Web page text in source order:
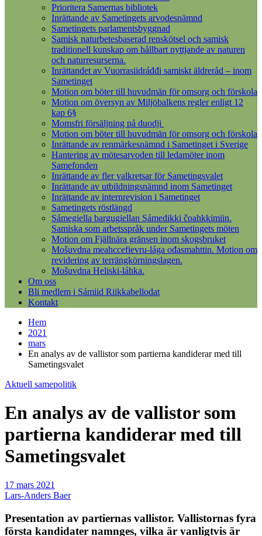
Prioritera Samernas bibliotek
Inrättande av Sametingets arvodesnämnd
Sametingets parlamentsbyggnad
Samisk naturbetesbaserad renskötsel och samisk
traditionell kunskap om hållbart nyttjande av naturen
och naturresurserna.
Inrättandet av Vuorrasiidráđđi samiskt äldreråd – inom
Sametinget
Motion om böter till huvudmän för omsorg och förskola
Motion om översyn av Miljöbalkens regler enligt 12
kap 6§
Momsfri försäljning på duodji
Motion om böter till huvudmän för omsorg och förskola
Inrättande av renmärkesnämnd i Sametinget i Sverige
Hantering av mötesarvoden till ledamöter inom
Samefonden
Inrättande av fler valkretsar för Sametingsvalet
Inrättande av utbildningsnämnd inom Sametinget
Inrättande av internrevision i Sametinget
Sametingets röstlängd
Sámegiella bargugiellan Sámedikki čoahkkimiin.
Samiska som arbetsspråk under Sametingets möten
Motion om Fjällnära gränsen inom skogsbruket
Mošuvdna meahccefievru-lága ođasmahttin. Motion om
revidering av terrängkörningslagen.
Mošuvdna Heliski-láhka.
Om oss
Bli medlem i Sámiid Riikkabellodat
Kontakt
Hem
2021
mars
En analys av de vallistor som partierna kandiderar med till
Sametingsvalet
Aktuell samepolitik
En analys av de vallistor som
partierna kandiderar med till
Sametingsvalet
17 mars 2021
Lars-Anders Baer
Presentation av partiernas vallistor. Vallistornas fyra
första kandidater namnges, vilka är vanligtvis är